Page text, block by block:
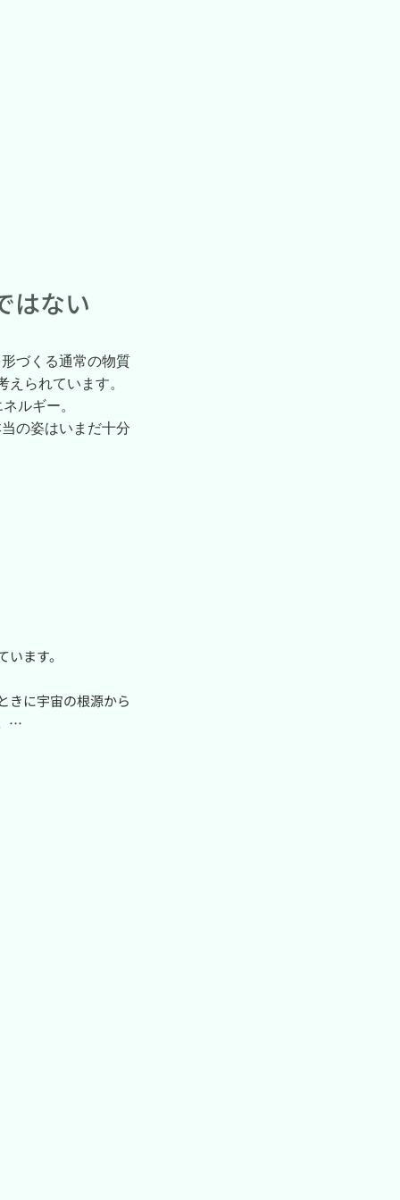
はない
づくる通常の物質
られています。​
ルギー。
の姿はいまだ十分
きた生命観。
どのような響き合
生命の氣、そして
ます。
きに宇宙の根源から